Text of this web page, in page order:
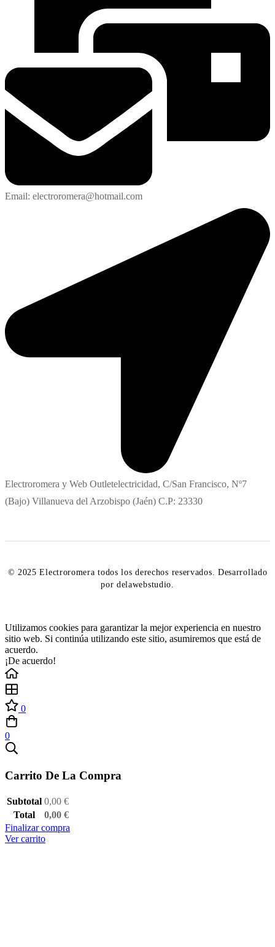
Email: electroromera@hotmail.com
Electroromera y Web Outletelectricidad, C/San Francisco, Nº7
(Bajo) Villanueva del Arzobispo (Jaén) C.P: 23330
© 2025 Electroromera todos los derechos reservados. Desarrollado
por delawebstudio.
Utilizamos cookies para garantizar la mejor experiencia en nuestro
sitio web. Si continúa utilizando este sitio, asumiremos que está de
acuerdo.
¡De acuerdo!
0
0
Carrito De La Compra
Subtotal 0,00 €
Total
0,00 €
Finalizar compra
Ver carrito